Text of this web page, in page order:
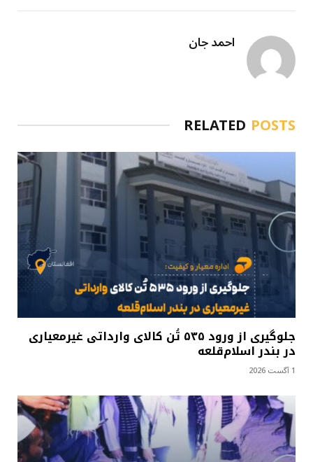
احمد جان
RELATED POSTS
جلوگیری از ورود ۵۳۵ تُن کالای وارداتی غیرمعیاری
در بندر اسلام‌قلعه
1 آگست 2026